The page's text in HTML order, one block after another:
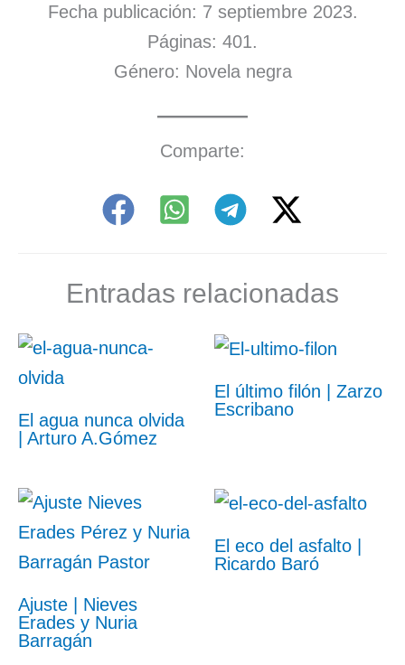
Fecha publicación: 7 septiembre 2023.
Páginas: 401.
Género: Novela negra
Comparte:
Entradas relacionadas
El agua nunca olvida
| Arturo A.Gómez
El último filón | Zarzo
Escribano
Ajuste | Nieves
Erades y Nuria
Barragán
El eco del asfalto |
Ricardo Baró